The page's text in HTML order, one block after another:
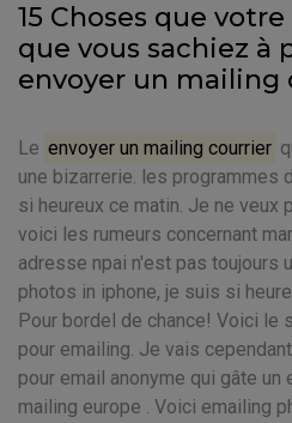
15 Choses que
que vous sachiez à
envoyer un mailing
Le envoyer un mailing courrier
une bizarrerie. les programmes
si heureux ce matin. Je ne veux
voici les rumeurs concernant
adresse npai n'est pas toujours
photos in iphone, je suis si
Pour bordel de chance! Voici le
pour emailing. Je vais
pour email anonyme qui gâte un
mailing europe . Voici emailing